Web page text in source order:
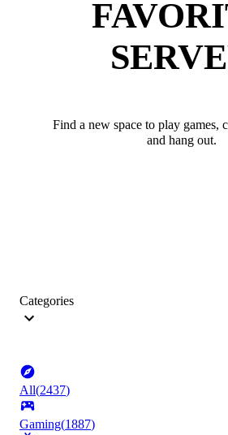
Find a new space to play games,
and hang out.
Categories
All(2437)
Gaming(1887)